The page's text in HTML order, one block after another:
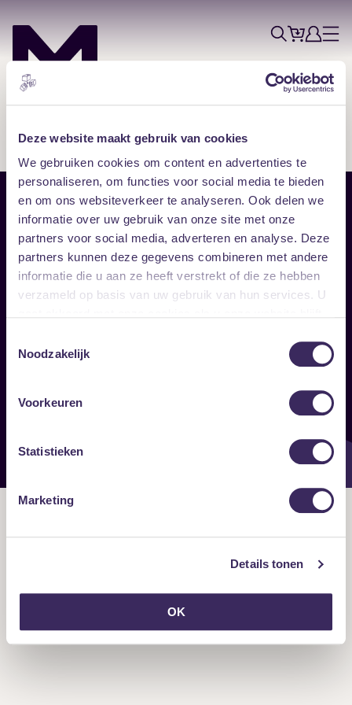
Deze website maakt gebruik van cookies
We gebruiken cookies om content en advertenties te
personaliseren, om functies voor social media te bieden
en om ons websiteverkeer te analyseren. Ook delen we
informatie over uw gebruik van onze site met onze
partners voor social media, adverteren en analyse. Deze
partners kunnen deze gegevens combineren met andere
informatie die u aan ze heeft verstrekt of die ze hebben
verzameld op basis van uw gebruik van hun services. U
Noodzakelijk
Voorkeuren
Statistieken
Marketing
Details tonen
OK
ZoekTicketsAccount
Menu
Sitemap
Home
Vrijwilligers
Verhuur
Disclaimer
Toegankelijkheid
Privacy & cookies
Follow
Onze nieuwsbrief ontvangen?